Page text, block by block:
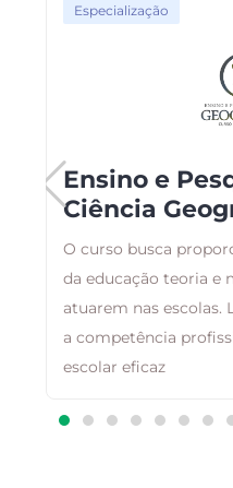
Especialização
Ensino e
Ciência
O curso busca
da educação teoria e
atuarem nas escolas.
a competência
escolar eficaz